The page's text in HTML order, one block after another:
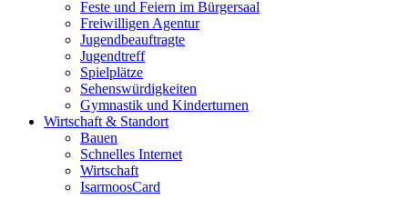
Feste und Feiern im Bürgersaal
Freiwilligen Agentur
Jugendbeauftragte
Jugendtreff
Spielplätze
Sehenswürdigkeiten
Gymnastik und Kinderturnen
Wirtschaft & Standort
Bauen
Schnelles Internet
Wirtschaft
IsarmoosCard